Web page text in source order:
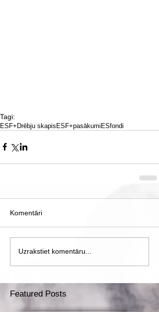
Tagi:
ESF+ Drēbju skapis ESF+pasākumi ESfondi
Komentāri
Uzrakstiet komentāru...
Featured Posts